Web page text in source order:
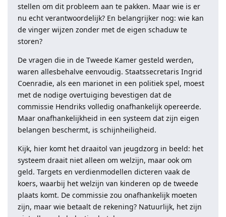
stellen om dit probleem aan te pakken. Maar wie is er
nu echt verantwoordelijk? En belangrijker nog: wie kan
de vinger wijzen zonder met de eigen schaduw te
storen?
De vragen die in de Tweede Kamer gesteld werden,
waren allesbehalve eenvoudig. Staatssecretaris Ingrid
Coenradie, als een marionet in een politiek spel, moest
met de nodige overtuiging bevestigen dat de
commissie Hendriks volledig onafhankelijk opereerde.
Maar onafhankelijkheid in een systeem dat zijn eigen
belangen beschermt, is schijnheiligheid.
Kijk, hier komt het draaitol van jeugdzorg in beeld: het
systeem draait niet alleen om welzijn, maar ook om
geld. Targets en verdienmodellen dicteren vaak de
koers, waarbij het welzijn van kinderen op de tweede
plaats komt. De commissie zou onafhankelijk moeten
zijn, maar wie betaalt de rekening? Natuurlijk, het zijn